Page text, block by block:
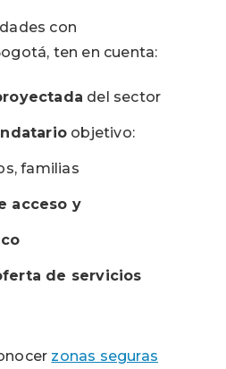
con
ten en cuenta:
del sector
objetivo:
familias
acceso y
de servicios
zonas seguras